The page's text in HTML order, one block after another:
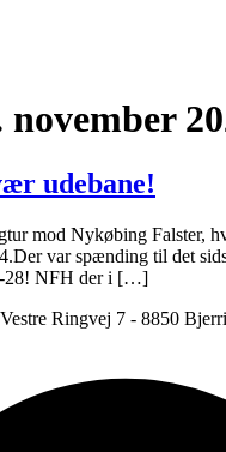
november
udebane!
mod Nykøbing Falster,
var spænding til det
28! NFH der i […]
Ringvej 7 - 8850